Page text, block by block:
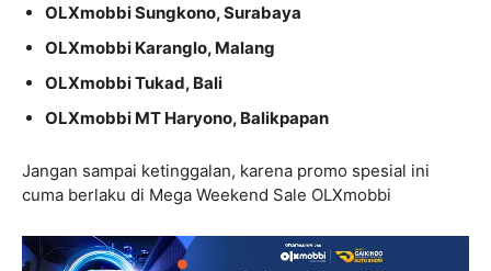
OLXmobbi Sungkono, Surabaya
OLXmobbi Karanglo, Malang
OLXmobbi Tukad, Bali
OLXmobbi MT Haryono, Balikpapan
Jangan sampai ketinggalan, karena promo spesial ini
cuma berlaku di Mega Weekend Sale OLXmobbi